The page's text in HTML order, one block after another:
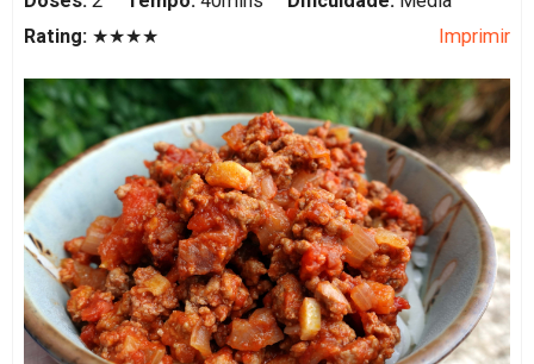
Rating: ★★★★ Imprimir